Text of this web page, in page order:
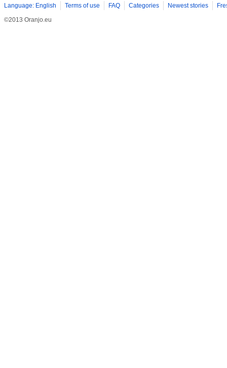
Language: English Terms of use FAQ Categories Newest stories
©2013 Oranjo.eu